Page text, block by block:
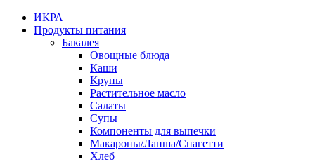
ИКРА
Продукты питания
Бакалея
Овощные блюда
Каши
Крупы
Растительное масло
Салаты
Супы
Компоненты для выпечки
Макароны/Лапша/Спагетти
Хлеб